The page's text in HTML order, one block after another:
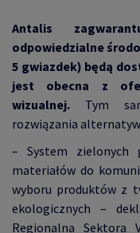
Antalis
odpowiedzialne
5 gwiazdek) będą
jest obecna z
wizualnej. Tym
rozwiązania
– System zielonych
materiałów do
wyboru produktów z
ekologicznych –
Regionalna Sektora